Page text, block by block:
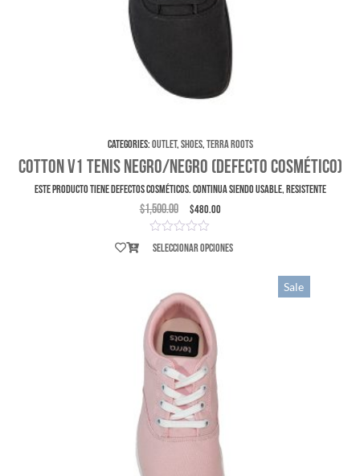
Categories:Outlet,Shoes,Terra Roots
Cotton V1 Tenis Negro/Negro (Defecto Cosmético)
ESTE PRODUCTO TIENE DEFECTOS COSMÉTICOS. Continua siendo usable, resistente
$1,500.00 $480.00
Seleccionar opciones
Sale